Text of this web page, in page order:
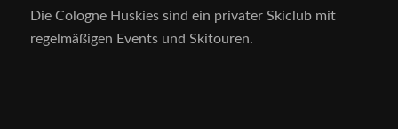
Die Cologne Huskies sind ein privater Skiclub mit
regelmäßigen Events und Skitouren.